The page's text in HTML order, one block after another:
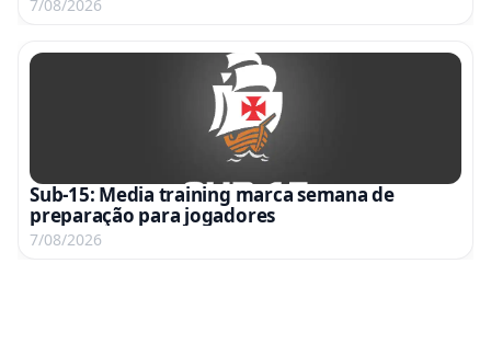
7/08/2026
Sub-15: Media training marca semana de
preparação para jogadores
7/08/2026